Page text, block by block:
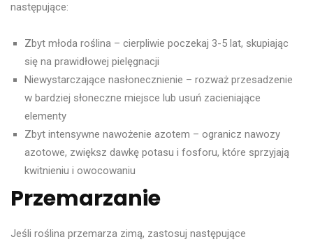
następujące:
Zbyt młoda roślina – cierpliwie poczekaj 3-5 lat, skupiając
się na prawidłowej pielęgnacji
Niewystarczające nasłonecznienie – rozważ przesadzenie
w bardziej słoneczne miejsce lub usuń zacieniające
elementy
Zbyt intensywne nawożenie azotem – ogranicz nawozy
azotowe, zwiększ dawkę potasu i fosforu, które sprzyjają
kwitnieniu i owocowaniu
Przemarzanie
Jeśli roślina przemarza zimą, zastosuj następujące